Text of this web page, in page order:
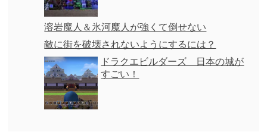
溶岩魔人＆氷河魔人が強くて倒せない
敵に街を破壊されないようにするには？
ドラクエビルダーズ 日本の城が
すごい！